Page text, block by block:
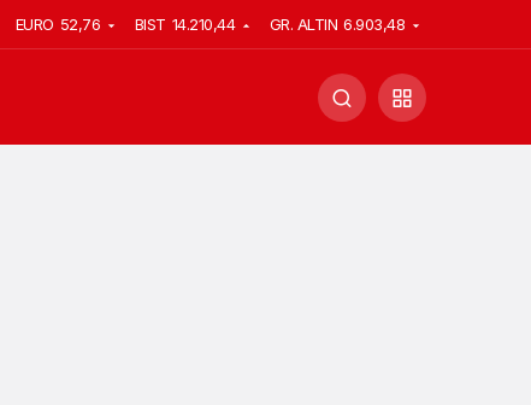
EURO 52,76 BIST 14.210,44 GR. ALTIN 6.903,48